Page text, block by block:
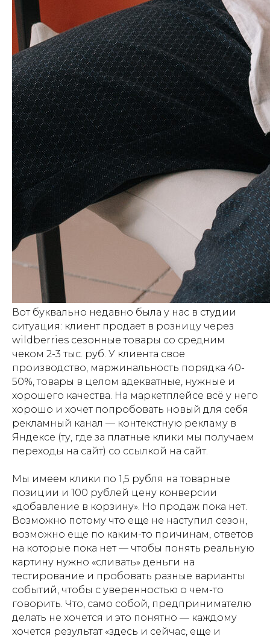
Вот буквально недавно была у нас в студии
ситуация: клиент продает в розницу через
wildberries сезонные товары со средним
чеком 2-3 тыс. руб. У клиента свое
производство, маржинальность порядка 40-
50%, товары в целом адекватные, нужные и
хорошего качества. На маркетплейсе всё у него
хорошо и хочет попробовать новый для себя
рекламный канал — контекстную рекламу в
Яндексе (ту, где за платные клики мы получаем
переходы на сайт) со ссылкой на сайт.
Мы имеем клики по 1,5 рубля на товарные
позиции и 100 рублей цену конверсии
«добавление в корзину». Но продаж пока нет.
Возможно потому что еще не наступил сезон,
возможно еще по каким-то причинам, ответов
на которые пока нет — чтобы понять реальную
картину нужно «сливать» деньги на
тестирование и пробовать разные варианты
событий, чтобы с уверенностью о чем-то
говорить. Что, само собой, предпринимателю
делать не хочется и это понятно — каждому
хочется результат «здесь и сейчас, еще и